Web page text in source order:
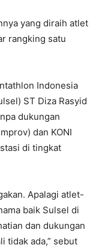
yang diraih atlet
rangking satu
Indonesia
ST Diza Rasyid
dukungan
dan KONI
di tingkat
Apalagi atlet-
baik Sulsel di
dan dukungan
tidak ada,” sebut